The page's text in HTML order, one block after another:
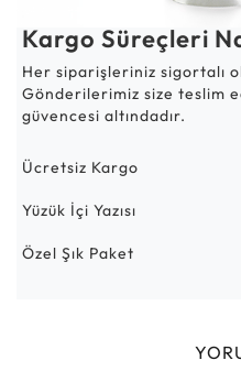
Kargo Süreçleri
Her siparişleriniz sigortalı
Gönderilerimiz size teslim
güvencesi altındadır.
Ücretsiz Kargo
Yüzük İçi Yazısı
Özel Şık Paket